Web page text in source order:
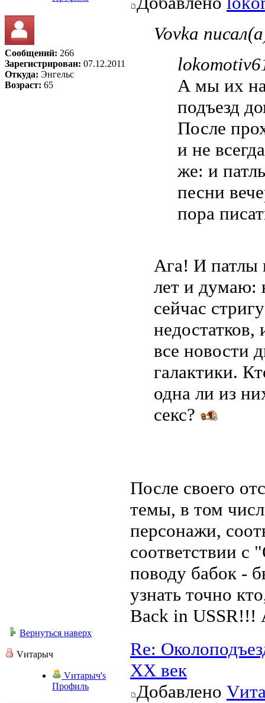
Сообщений: 266
Зарегистрирован: 07.12.2011
Откуда: Энгельс
Возраст: 65
Vovka
А мы их
подъезд
После
и не
же: и
песни
пора
Ага! И патлы
лет и думаю:
сейчас
все новости
галактики.
одна ли из
секс?
После своего
темы, в том
персонажи,
соответствии с
поводу бабок -
узнать точно
Back in USSR!!!
Вернуться наверх
Vитарыч
Vитарыч's
Профиль
Re:
ХХ век
Добавлено